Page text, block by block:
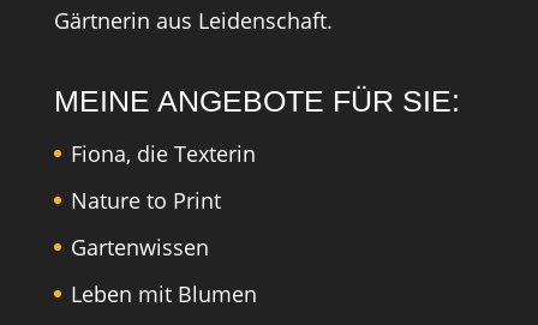
Gärtnerin aus Leidenschaft.
MEINE ANGEBOTE FÜR SIE:
Fiona, die Texterin
Nature to Print
Gartenwissen
Leben mit Blumen